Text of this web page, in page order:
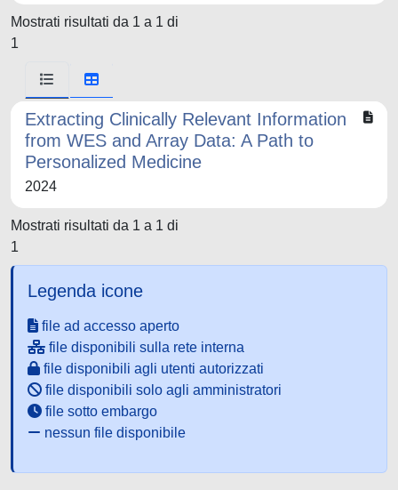
Mostrati risultati da 1 a 1 di
1
Extracting Clinically Relevant Information
from WES and Array Data: A Path to
Personalized Medicine
2024
Mostrati risultati da 1 a 1 di
1
Legenda icone
file ad accesso aperto
file disponibili sulla rete interna
file disponibili agli utenti autorizzati
file disponibili solo agli amministratori
file sotto embargo
nessun file disponibile